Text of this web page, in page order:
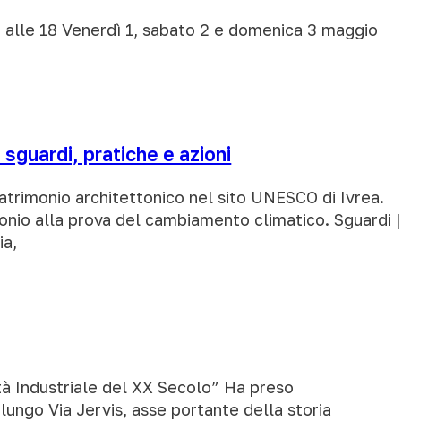
18 Venerdì 1, sabato 2 e domenica 3 maggio
pratiche e azioni
architettonico nel sito UNESCO di Ivrea.
alla prova del cambiamento climatico. Sguardi |
Industriale del XX Secolo” Ha preso
Via Jervis, asse portante della storia